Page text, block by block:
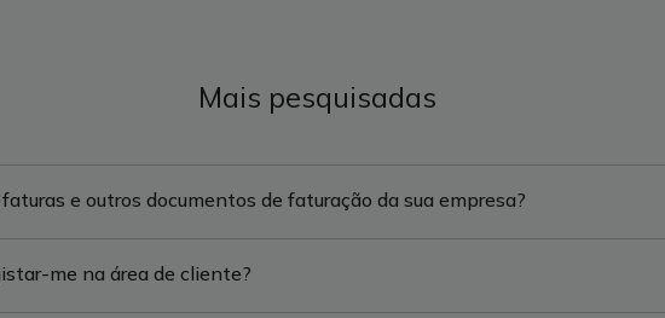
Mais pesquisadas
e outros documentos de faturação da sua empresa?
me na área de cliente?